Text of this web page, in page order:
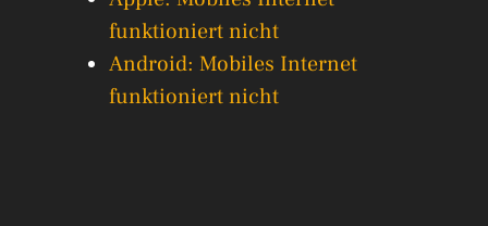
funktioniert nicht
Android: Mobiles Internet
funktioniert nicht